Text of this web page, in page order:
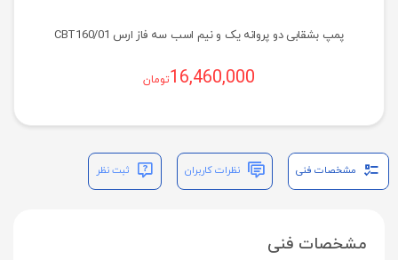
پمپ بشقابی دو پروانه یک و نیم اسب سه فاز ارس CBT160/01
16,460,000تومان
مشخصات فنی نظرات کاربران ثبت نظر
مشخصات فنی